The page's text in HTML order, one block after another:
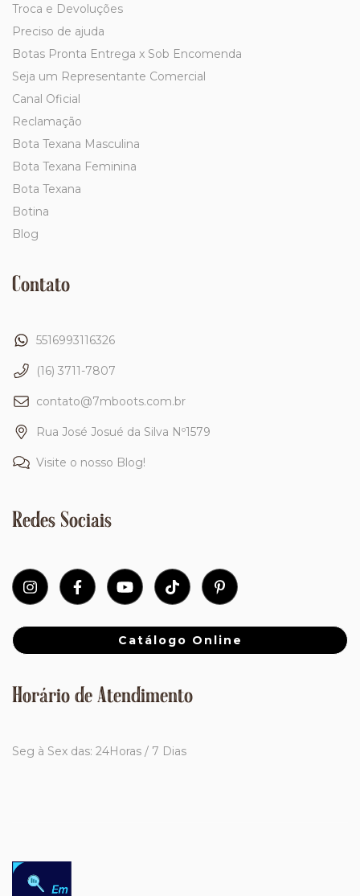
Troca e Devoluções
Preciso de ajuda
Botas Pronta Entrega x Sob Encomenda
Seja um Representante Comercial
Canal Oficial
Reclamação
Bota Texana Masculina
Bota Texana Feminina
Bota Texana
Botina
Blog
Contato
5516993116326
(16) 3711-7807
contato@7mboots.com.br
Rua José Josué da Silva Nº1579
Visite o nosso Blog!
Redes Sociais
Catálogo Online
Horário de Atendimento
Seg à Sex das: 24Horas / 7 Dias